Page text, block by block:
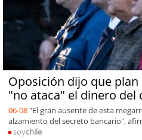
Oposición dijo que
"no ataca" el dinero del
06-08 "El gran ausente de esta
alzamiento del secreto bancario",
soychile